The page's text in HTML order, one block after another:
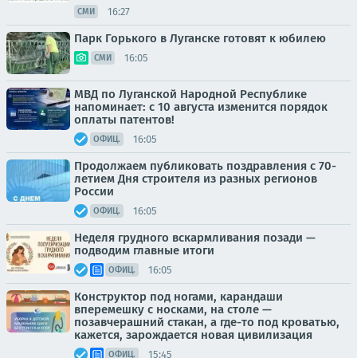
СМИ 16:27
Парк Горького в Луганске готовят к юбилею
СМИ 16:05
МВД по Луганской Народной Республике
напоминает: с 10 августа изменится порядок
оплаты патентов!
ОФИЦ. 16:05
Продолжаем публиковать поздравления с 70-
летием Дня строителя из разных регионов
России
ОФИЦ. 16:05
Неделя грудного вскармливания позади —
подводим главные итоги
ОФИЦ. 16:05
Конструктор под ногами, карандаши
вперемешку с носками, на столе —
позавчерашний стакан, а где-то под кроватью,
кажется, зарождается новая цивилизация
ОФИЦ. 15:45